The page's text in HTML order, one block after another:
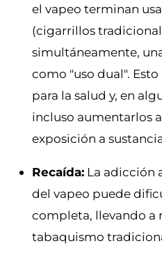
el vapeo terminan
(cigarrillos
simultáneamente,
como "uso dual".
para la salud y, en
incluso aumentarlos
exposición a
Recaída: La adicción
del vapeo puede
completa, llevando a
tabaquismo